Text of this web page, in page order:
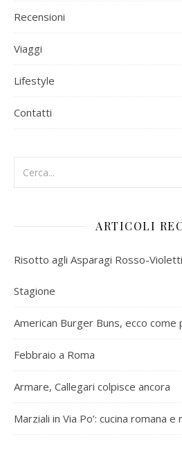
Recensioni
Viaggi
Lifestyle
Contatti
ARTICOLI
Risotto agli Asparagi Rosso-
Stagione
American Burger Buns, ecco come
Febbraio a Roma
Armare, Callegari colpisce ancora
Marziali in Via Po’: cucina romana e